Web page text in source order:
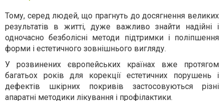
Тому, серед людей, що прагнуть до досягнення великих
результатів в житті, дуже важливо знайти надійні і
одночасно безболісні методи підтримки і поліпшення
форми і естетичного зовнішнього вигляду.
У розвинених європейських країнах вже протягом
багатьох років для корекції естетичних порушень і
дефектів шкірних покривів застосовуються різні
апаратні методики лікування і профілактики.